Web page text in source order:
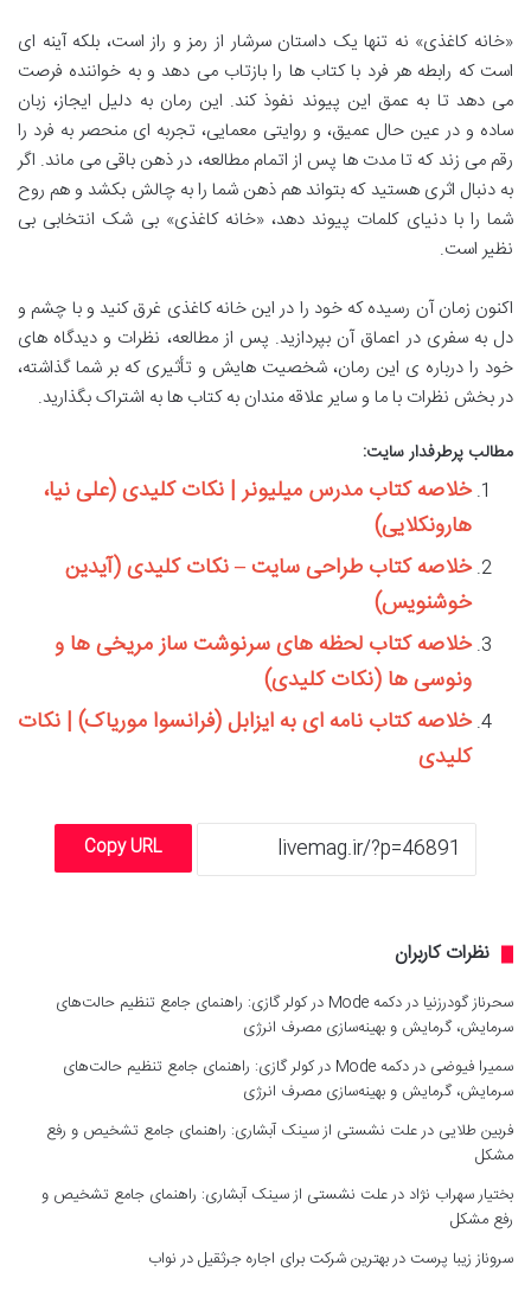
«خانه کاغذی» نه تنها یک داستان سرشار از رمز و راز است، بلکه آینه ای
است که رابطه هر فرد با کتاب ها را بازتاب می دهد و به خواننده فرصت
می دهد تا به عمق این پیوند نفوذ کند. این رمان به دلیل ایجاز، زبان
ساده و در عین حال عمیق، و روایتی معمایی، تجربه ای منحصر به فرد را
رقم می زند که تا مدت ها پس از اتمام مطالعه، در ذهن باقی می ماند. اگر
به دنبال اثری هستید که بتواند هم ذهن شما را به چالش بکشد و هم روح
شما را با دنیای کلمات پیوند دهد، «خانه کاغذی» بی شک انتخابی بی
نظیر است.
اکنون زمان آن رسیده که خود را در این خانه کاغذی غرق کنید و با چشم و
دل به سفری در اعماق آن بپردازید. پس از مطالعه، نظرات و دیدگاه های
خود را درباره ی این رمان، شخصیت هایش و تأثیری که بر شما گذاشته،
در بخش نظرات با ما و سایر علاقه مندان به کتاب ها به اشتراک بگذارید.
مطالب پرطرفدار سایت:
خلاصه کتاب مدرس میلیونر | نکات کلیدی (علی نیا،
هارونکلایی)
خلاصه کتاب طراحی سایت – نکات کلیدی (آیدین
خوشنویس)
خلاصه کتاب لحظه های سرنوشت ساز مریخی ها و
ونوسی ها (نکات کلیدی)
خلاصه کتاب نامه ای به ایزابل (فرانسوا موریاک) | نکات
کلیدی
Copy URL
نظرات کاربران
سحرناز گودرزنیا در
دکمه Mode در کولر گازی: راهنمای جامع تنظیم حالت‌های
سرمایش، گرمایش و بهینه‌سازی مصرف انرژی
سمیرا فیوضی در
دکمه Mode در کولر گازی: راهنمای جامع تنظیم حالت‌های
سرمایش، گرمایش و بهینه‌سازی مصرف انرژی
فربین طلایی درعلت نشستی از سینک آبشاری: راهنمای جامع تشخیص و رفع
مشکل
بختیار سهراب نژاد درعلت نشستی از سینک آبشاری: راهنمای جامع تشخیص و
رفع مشکل
سروناز زیبا پرست دربهترین شرکت برای اجاره جرثقیل در نواب